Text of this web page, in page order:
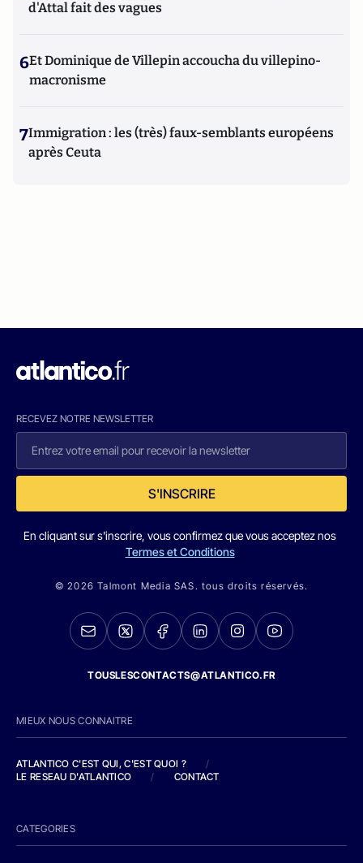
d'Attal fait des vagues
6Et Dominique de Villepin accoucha du villepino-
macronisme
7Immigration : les (très) faux-semblants européens
après Ceuta
RECEVEZ NOTRE NEWSLETTER
S'INSCRIRE
En cliquant sur s'inscrire, vous confirmez que vous acceptez nos
Termes et Conditions
© 2026 Talmont Media SAS. tous droits réservés.
TOUSLESCONTACTS@ATLANTICO.FR
MIEUX NOUS CONNAITRE
ATLANTICO C'EST QUI, C'EST QUOI ?
/
LE RESEAU D'ATLANTICO
/ CONTACT
CATEGORIES